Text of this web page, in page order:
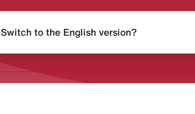
Release Kalender
Switch to the English version?